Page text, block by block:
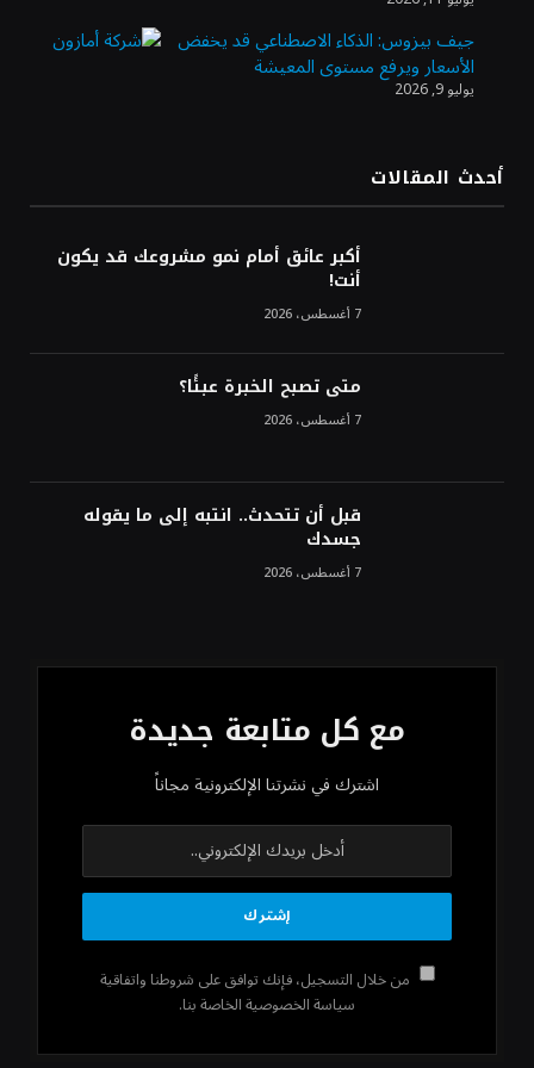
من تراجع الدولار
الدولار الأمريكي يتراجع قرب أدنى مستوياته
ترقب تطورات الوساطة بشأن الحرب
جيف بيزوس: الذكاء الاصطناعي قد يخفض
الأسعار ويرفع مستوى المعيشة
يوليو 9, 2026
أحدث المقالات
أكبر عائق أمام نمو مشروعك قد يكون
أنت!
7 أغسطس، 2026
متى تصبح الخبرة عبئًا؟
7 أغسطس، 2026
قبل أن تتحدث.. انتبه إلى ما يقوله
جسدك
7 أغسطس، 2026
مع كل متابعة جديدة
اشترك في نشرتنا الإلكترونية مجاناً
من خلال التسجيل، فإنك توافق على شروطنا واتفاقية
سياسة الخصوصية الخاصة بنا.